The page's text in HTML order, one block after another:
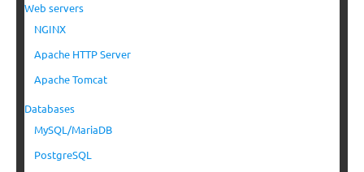
Web servers
NGINX
Apache HTTP Server
Apache Tomcat
Databases
MySQL/MariaDB
PostgreSQL